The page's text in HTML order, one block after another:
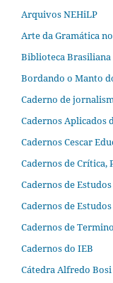
Arquivos NEHiLP
Arte da Gramática
Biblioteca Brasiliana
Bordando o Manto
Caderno de
Cadernos Aplicados
Cadernos Cescar
Cadernos de Crítica,
Cadernos de
Cadernos de Estudos
Cadernos de
Cadernos do IEB
Cátedra Alfredo Bosi